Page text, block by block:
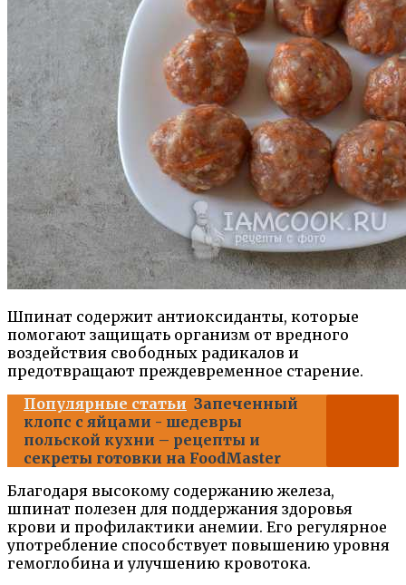
Шпинат содержит антиоксиданты, которые
помогают защищать организм от вредного
воздействия свободных радикалов и
предотвращают преждевременное старение.
Популярные статьи Запеченный
клопс с яйцами - шедевры
польской кухни – рецепты и
секреты готовки на FoodMaster
Благодаря высокому содержанию железа,
шпинат полезен для поддержания здоровья
крови и профилактики анемии. Его регулярное
употребление способствует повышению уровня
гемоглобина и улучшению кровотока.